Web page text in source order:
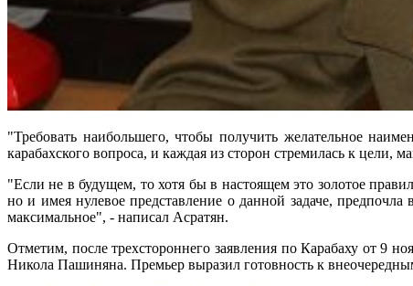
"Требовать наибольшего, чтобы получить желательное
карабахского вопроса, и каждая из сторон стремилась к цели,
"Если не в будущем, то хотя бы в настоящем это золотое
но и имея нулевое представление о данной задаче,
максимальное", - написал Асратян.
Отметим, после трехстороннего заявления по Карабаху от 9
Никола Пашиняна. Премьер выразил готовность к